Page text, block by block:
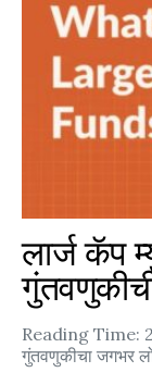
लार्ज कॅप
Reading Time:
गुंतवणुकीचा जगभर